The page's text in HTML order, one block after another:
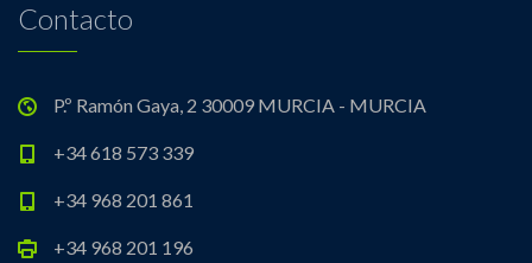
Contacto
P.º Ramón Gaya, 2 30009 MURCIA - MURCIA
+34 618 573 339
+34 968 201 861
+34 968 201 196